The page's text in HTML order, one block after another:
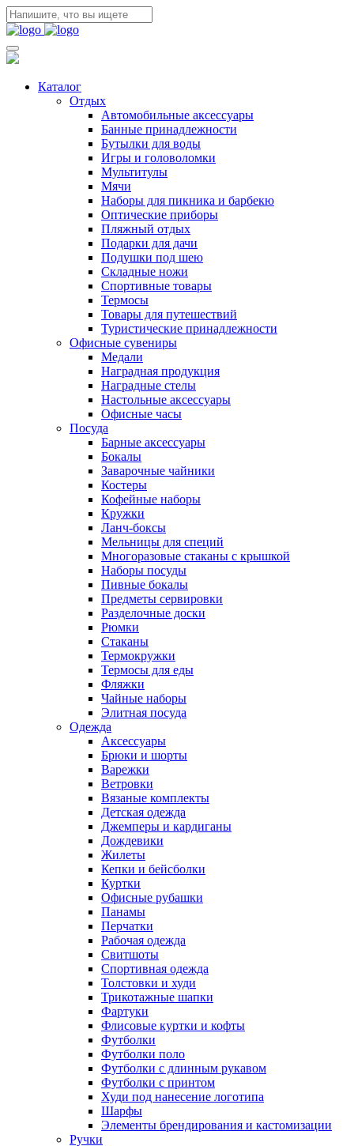
Каталог
Отдых
Автомобильные аксессуары
Банные принадлежности
Бутылки для воды
Игры и головоломки
Мультитулы
Мячи
Наборы для пикника и барбекю
Оптические приборы
Пляжный отдых
Подарки для дачи
Подушки под шею
Складные ножи
Спортивные товары
Термосы
Товары для путешествий
Туристические принадлежности
Офисные сувениры
Медали
Наградная продукция
Наградные стелы
Настольные аксессуары
Офисные часы
Посуда
Барные аксессуары
Бокалы
Заварочные чайники
Костеры
Кофейные наборы
Кружки
Ланч-боксы
Мельницы для специй
Многоразовые стаканы с крышкой
Наборы посуды
Пивные бокалы
Предметы сервировки
Разделочные доски
Рюмки
Стаканы
Термокружки
Термосы для еды
Фляжки
Чайные наборы
Элитная посуда
Одежда
Аксессуары
Брюки и шорты
Варежки
Ветровки
Вязаные комплекты
Детская одежда
Джемперы и кардиганы
Дождевики
Жилеты
Кепки и бейсболки
Куртки
Офисные рубашки
Панамы
Перчатки
Рабочая одежда
Свитшоты
Спортивная одежда
Толстовки и худи
Трикотажные шапки
Фартуки
Флисовые куртки и кофты
Футболки
Футболки поло
Футболки с длинным рукавом
Футболки с принтом
Худи под нанесение логотипа
Шарфы
Элементы брендирования и кастомизации
Ручки